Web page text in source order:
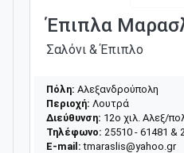
Έπιπλα
Σαλόνι & Έπιπλο
Πόλη: Αλεξανδρούπολη
Περιοχή: Λουτρά
Διεύθυνση: 12ο χιλ. Αλεξ/
Τηλέφωνο: 25510 - 61481 &
E-mail: tmaraslis@yahoo.gr